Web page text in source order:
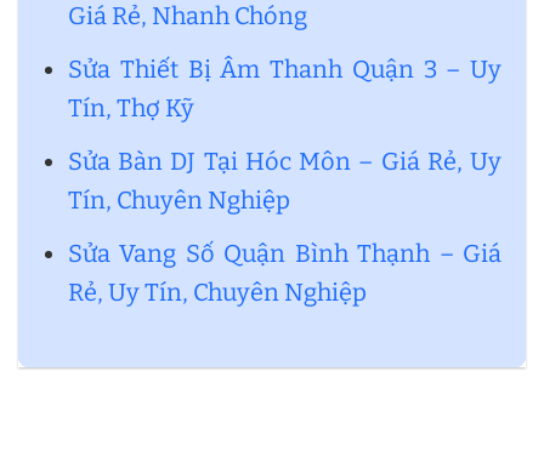
Giá Rẻ, Nhanh Chóng
Sửa Thiết Bị Âm Thanh Quận 3 – Uy
Tín, Thợ Kỹ
Sửa Bàn DJ Tại Hóc Môn – Giá Rẻ, Uy
Tín, Chuyên Nghiệp
Sửa Vang Số Quận Bình Thạnh – Giá
Rẻ, Uy Tín, Chuyên Nghiệp